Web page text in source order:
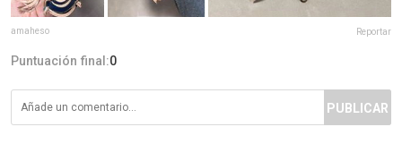
amaheso Reportar
Puntuación final:0
PUBLICAR